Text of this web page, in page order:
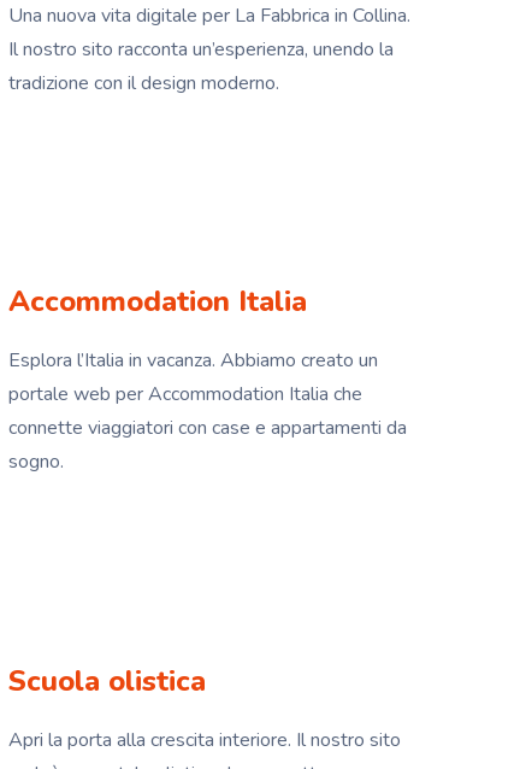
Una nuova vita digitale per La Fabbrica in Collina.
Il nostro sito racconta un’esperienza, unendo la
tradizione con il design moderno.
Accommodation Italia
Esplora l’Italia in vacanza. Abbiamo creato un
portale web per Accommodation Italia che
connette viaggiatori con case e appartamenti da
sogno.
Scuola olistica
Apri la porta alla crescita interiore. Il nostro sito